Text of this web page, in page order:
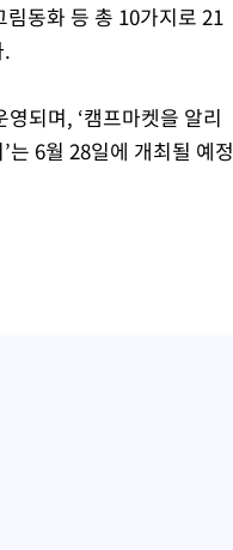
동화 등 총 10가지로 21
.
되며, ‘캠프마켓을 알리
는 6월 28일에 개최될 예정